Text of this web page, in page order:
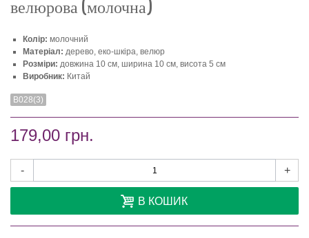
велюрова (молочна)
Колір: молочний
Матеріал: дерево, еко-шкіра, велюр
Розміри: довжина 10 см, ширина 10 см, висота 5 см
Виробник: Китай
В028(3)
179,00 грн.
- +
В КОШИК